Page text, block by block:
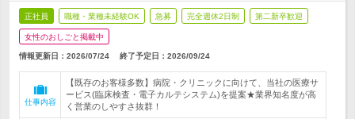
正社員 職種・業種未経験OK 急募 完全週休2日制 第二新卒歓迎
女性のおしごと掲載中
情報更新日：2026/07/24 終了予定日： 2026/09/24
仕事内容
【既存のお客様多数】病院・クリニックに向けて、当社の医療サ
ービス(臨床検査・電子カルテシステム)を提案★業界知名度が高
く営業のしやすさ抜群！